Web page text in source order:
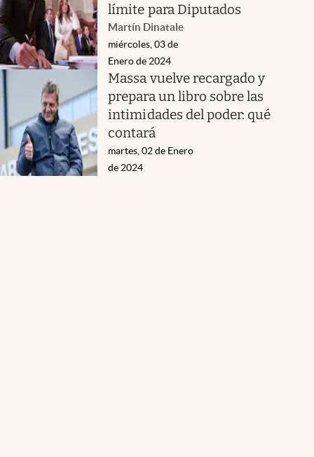
límite para Diputados
Martín Dinatale
miércoles, 03 de
Enero de 2024
Massa vuelve recargado y
prepara un libro sobre las
intimidades del poder: qué
contará
martes, 02 de Enero
de 2024